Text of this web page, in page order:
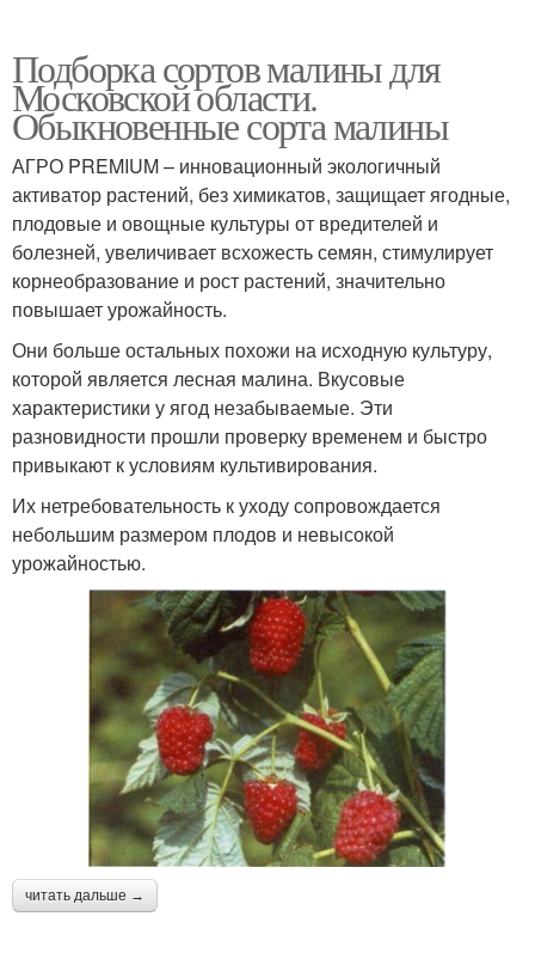
Подборка сортов малины для
Московской области.
Обыкновенные сорта малины
АГРО PREMIUM – инновационный экологичный
активатор растений, без химикатов, защищает ягодные,
плодовые и овощные культуры от вредителей и
болезней, увеличивает всхожесть семян, стимулирует
корнеобразование и рост растений, значительно
повышает урожайность.
Они больше остальных похожи на исходную культуру,
которой является лесная малина. Вкусовые
характеристики у ягод незабываемые. Эти
разновидности прошли проверку временем и быстро
привыкают к условиям культивирования.
Их нетребовательность к уходу сопровождается
небольшим размером плодов и невысокой
урожайностью.
читать дальше →